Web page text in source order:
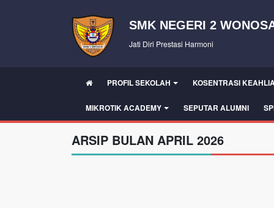
SMK NEGERI 2
Jati Diri Prestasi Harmoni
PROFIL SEKOLAH KOSENTRASI
MIKROTIK ACADEMY SEPUTAR ALUMNI
ARSIP BULAN APRIL 2026